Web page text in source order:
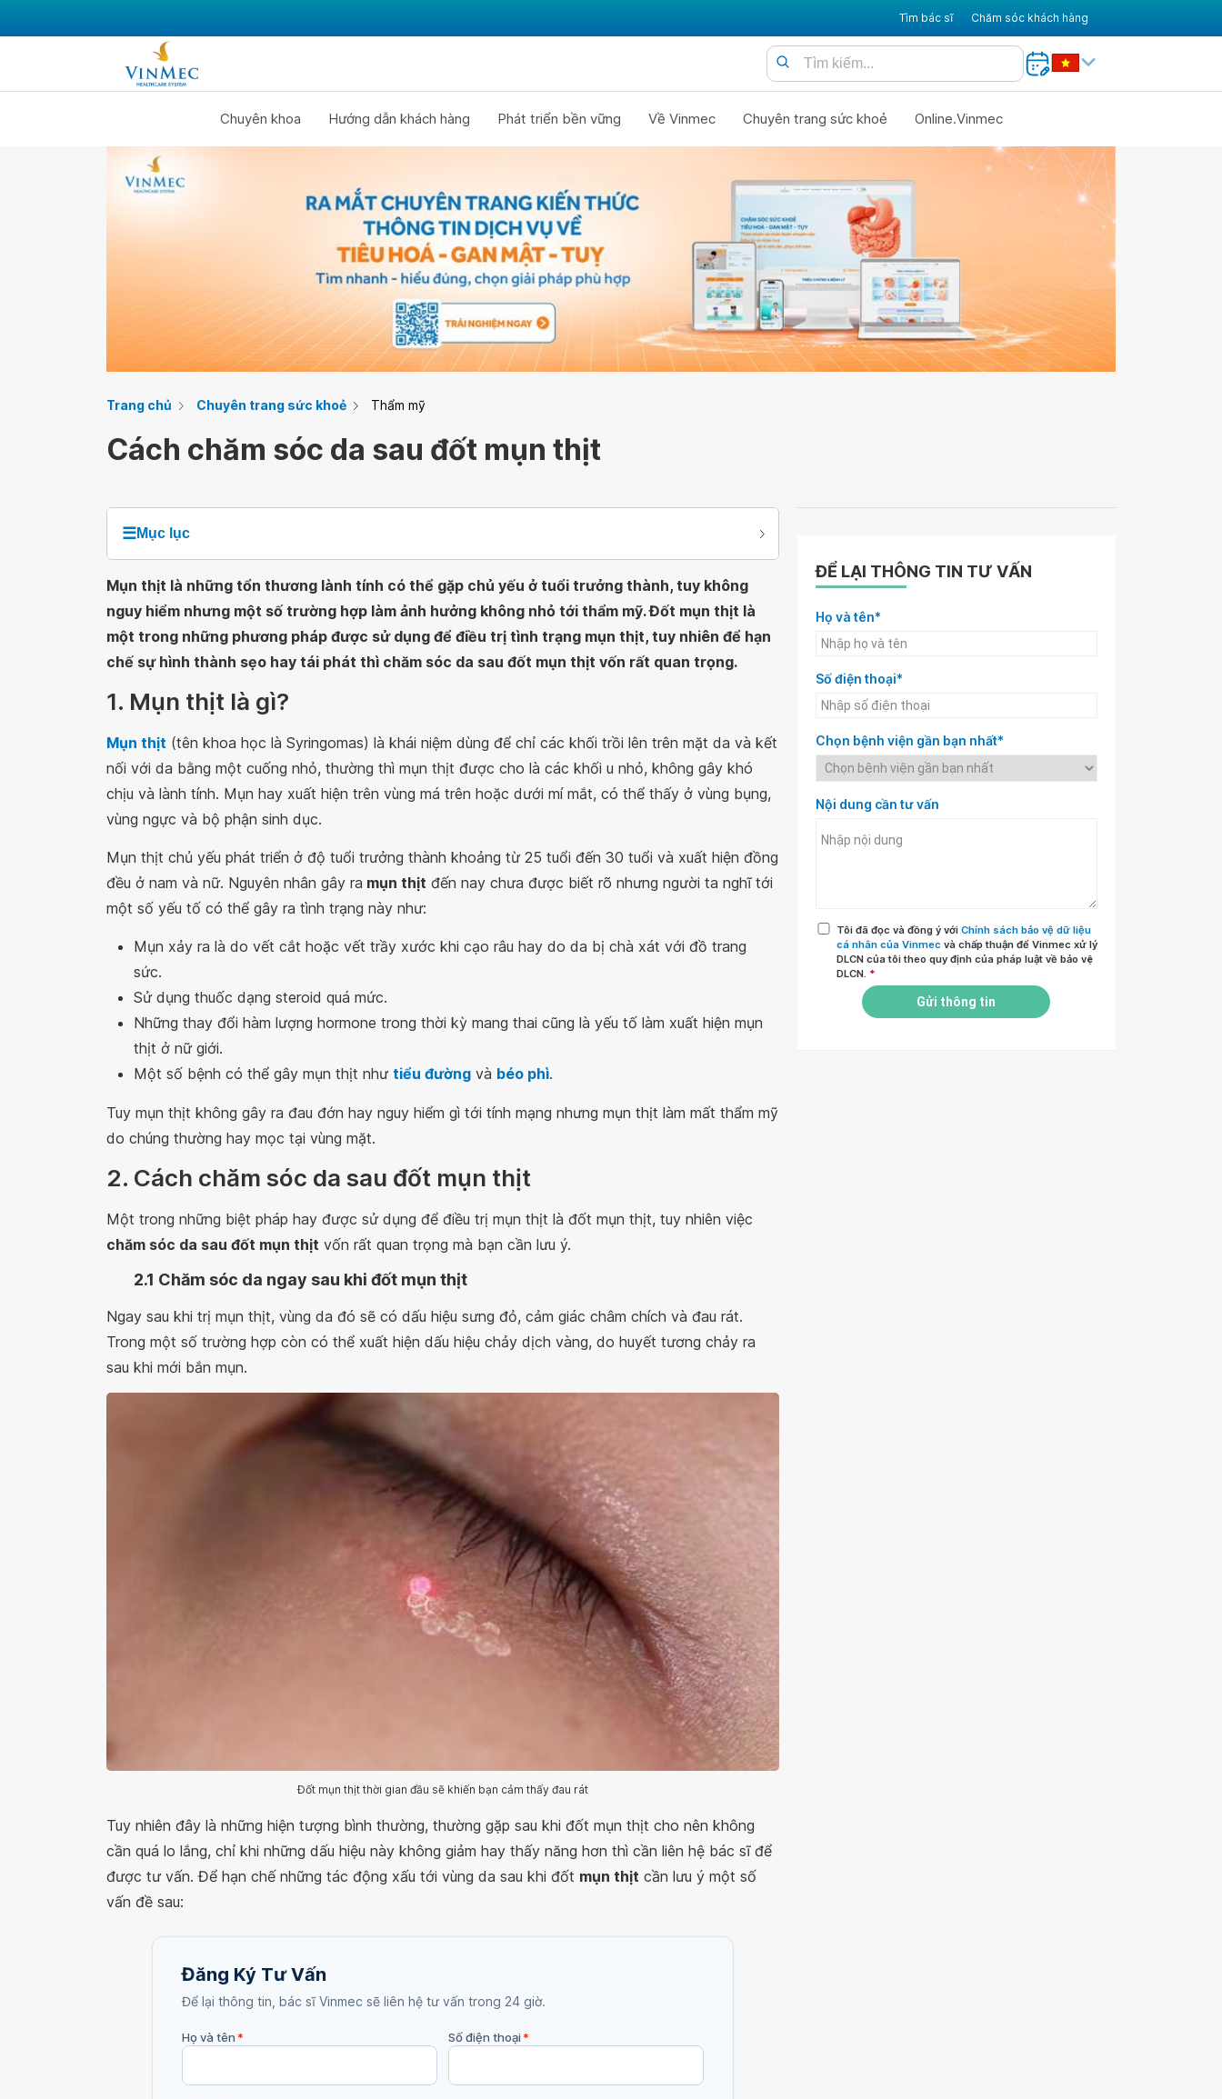
Tìm bác sĩ Chăm sóc khách hàng
Chuyên khoa Hướng dẫn khách hàng Phát triển bền vững Về Vinmec Chuyên trang sức khoẻ Online.Vinmec
Trang chủ Chuyên trang sức khoẻ Thẩm mỹ
Cách chăm sóc da sau đốt mụn thịt
☰Mục lục
Mụn thịt là những tổn thương lành tính có thể gặp chủ yếu ở tuổi trưởng thành, tuy không
nguy hiểm nhưng một số trường hợp làm ảnh hưởng không nhỏ tới thẩm mỹ. Đốt mụn thịt là
một trong những phương pháp được sử dụng để điều trị tình trạng mụn thịt, tuy nhiên để hạn
chế sự hình thành sẹo hay tái phát thì chăm sóc da sau đốt mụn thịt vốn rất quan trọng.
1. Mụn thịt là gì?
Mụn thịt (tên khoa học là Syringomas) là khái niệm dùng để chỉ các khối trồi lên trên mặt da và kết
nối với da bằng một cuống nhỏ, thường thì mụn thịt được cho là các khối u nhỏ, không gây khó
chịu và lành tính. Mụn hay xuất hiện trên vùng má trên hoặc dưới mí mắt, có thể thấy ở vùng bụng,
vùng ngực và bộ phận sinh dục.
Mụn thịt chủ yếu phát triển ở độ tuổi trưởng thành khoảng từ 25 tuổi đến 30 tuổi và xuất hiện đồng
đều ở nam và nữ. Nguyên nhân gây ra mụn thịt đến nay chưa được biết rõ nhưng người ta nghĩ tới
một số yếu tố có thể gây ra tình trạng này như:
Mụn xảy ra là do vết cắt hoặc vết trầy xước khi cạo râu hay do da bị chà xát với đồ trang
sức.
Sử dụng thuốc dạng steroid quá mức.
Những thay đổi hàm lượng hormone trong thời kỳ mang thai cũng là yếu tố làm xuất hiện mụn
thịt ở nữ giới.
Một số bệnh có thể gây mụn thịt như tiểu đường và béo phì.
Tuy mụn thịt không gây ra đau đớn hay nguy hiểm gì tới tính mạng nhưng mụn thịt làm mất thẩm mỹ
do chúng thường hay mọc tại vùng mặt.
2. Cách chăm sóc da sau đốt mụn thịt
Một trong những biệt pháp hay được sử dụng để điều trị mụn thịt là đốt mụn thịt, tuy nhiên việc
chăm sóc da sau đốt mụn thịt vốn rất quan trọng mà bạn cần lưu ý.
2.1 Chăm sóc da ngay sau khi đốt mụn thịt
Ngay sau khi trị mụn thịt, vùng da đó sẽ có dấu hiệu sưng đỏ, cảm giác châm chích và đau rát.
Trong một số trường hợp còn có thể xuất hiện dấu hiệu chảy dịch vàng, do huyết tương chảy ra
sau khi mới bắn mụn.
Đốt mụn thịt thời gian đầu sẽ khiến bạn cảm thấy đau rát
Tuy nhiên đây là những hiện tượng bình thường, thường gặp sau khi đốt mụn thịt cho nên không
cần quá lo lắng, chỉ khi những dấu hiệu này không giảm hay thấy năng hơn thì cần liên hệ bác sĩ để
được tư vấn. Để hạn chế những tác động xấu tới vùng da sau khi đốt mụn thịt cần lưu ý một số
vấn đề sau:
Đăng Ký Tư Vấn
Để lại thông tin, bác sĩ Vinmec sẽ liên hệ tư vấn trong 24 giờ.
Họ và tên* Số điện thoại*
ĐỂ LẠI THÔNG TIN TƯ VẤN
Họ và tên*
Số điện thoại*
Chọn bệnh viện gần bạn nhất*
Nội dung cần tư vấn
Tôi đã đọc và đồng ý với Chính sách bảo vệ dữ liệu
cá nhân của Vinmec và chấp thuận để Vinmec xử lý
DLCN của tôi theo quy định của pháp luật về bảo vệ
DLCN. *
Gửi thông tin